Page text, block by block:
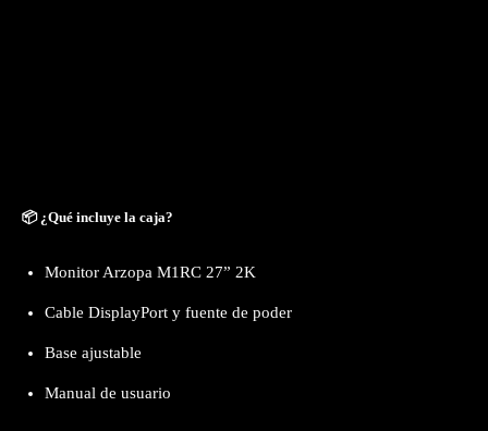
📦 ¿Qué incluye la caja?
Monitor Arzopa M1RC 27” 2K
Cable DisplayPort y fuente de poder
Base ajustable
Manual de usuario